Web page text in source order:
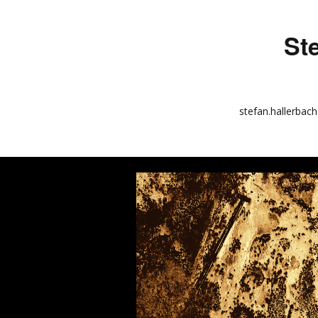
stefan.hallerbach
kunstquadrat.com
impressum